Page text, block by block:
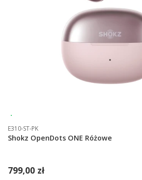
E310-ST-PK
Shokz OpenDots ONE Różowe
799,00 zł